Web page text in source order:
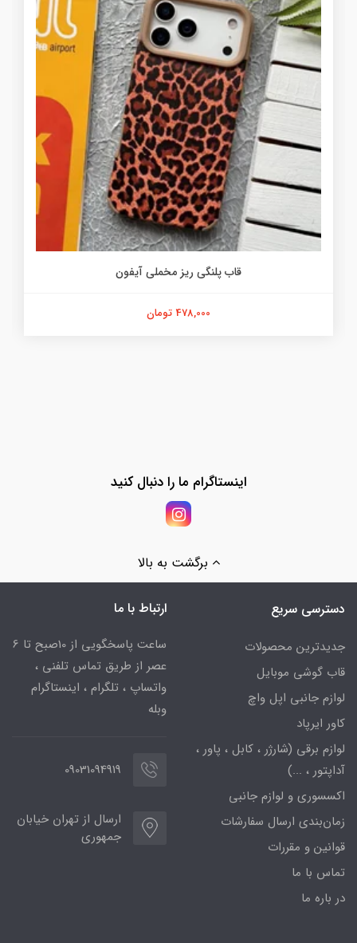
قاب پلنگی ریز مخملی آیفون
478,000 تومان
اینستاگرام ما را دنبال کنید
برگشت به بالا
دسترسی سریع
جدیدترین محصولات
قاب گوشی موبایل
لوازم جانبی اپل واچ
کاور ایرپاد
لوازم برقی (شارژر ، کابل ، پاور ،
آداپتور ، ...)
اکسسوری و لوازم جانبی
زمان‌بندی ارسال سفارشات
قوانین و مقررات
تماس با ما
در باره ما
ارتباط با ما
ساعت پاسخگویی از 10صبح تا 6
عصر از طریق تماس تلفنی ،
واتساپ ، تلگرام ، اینستاگرام
وبله
09031094919
ارسال از تهران خیابان
جمهوری